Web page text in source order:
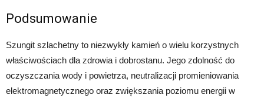
Podsumowanie
Szungit szlachetny to niezwykły kamień o wielu korzystnych
właściwościach dla zdrowia i dobrostanu. Jego zdolność do
oczyszczania wody i powietrza, neutralizacji promieniowania
elektromagnetycznego oraz zwiększania poziomu energii w